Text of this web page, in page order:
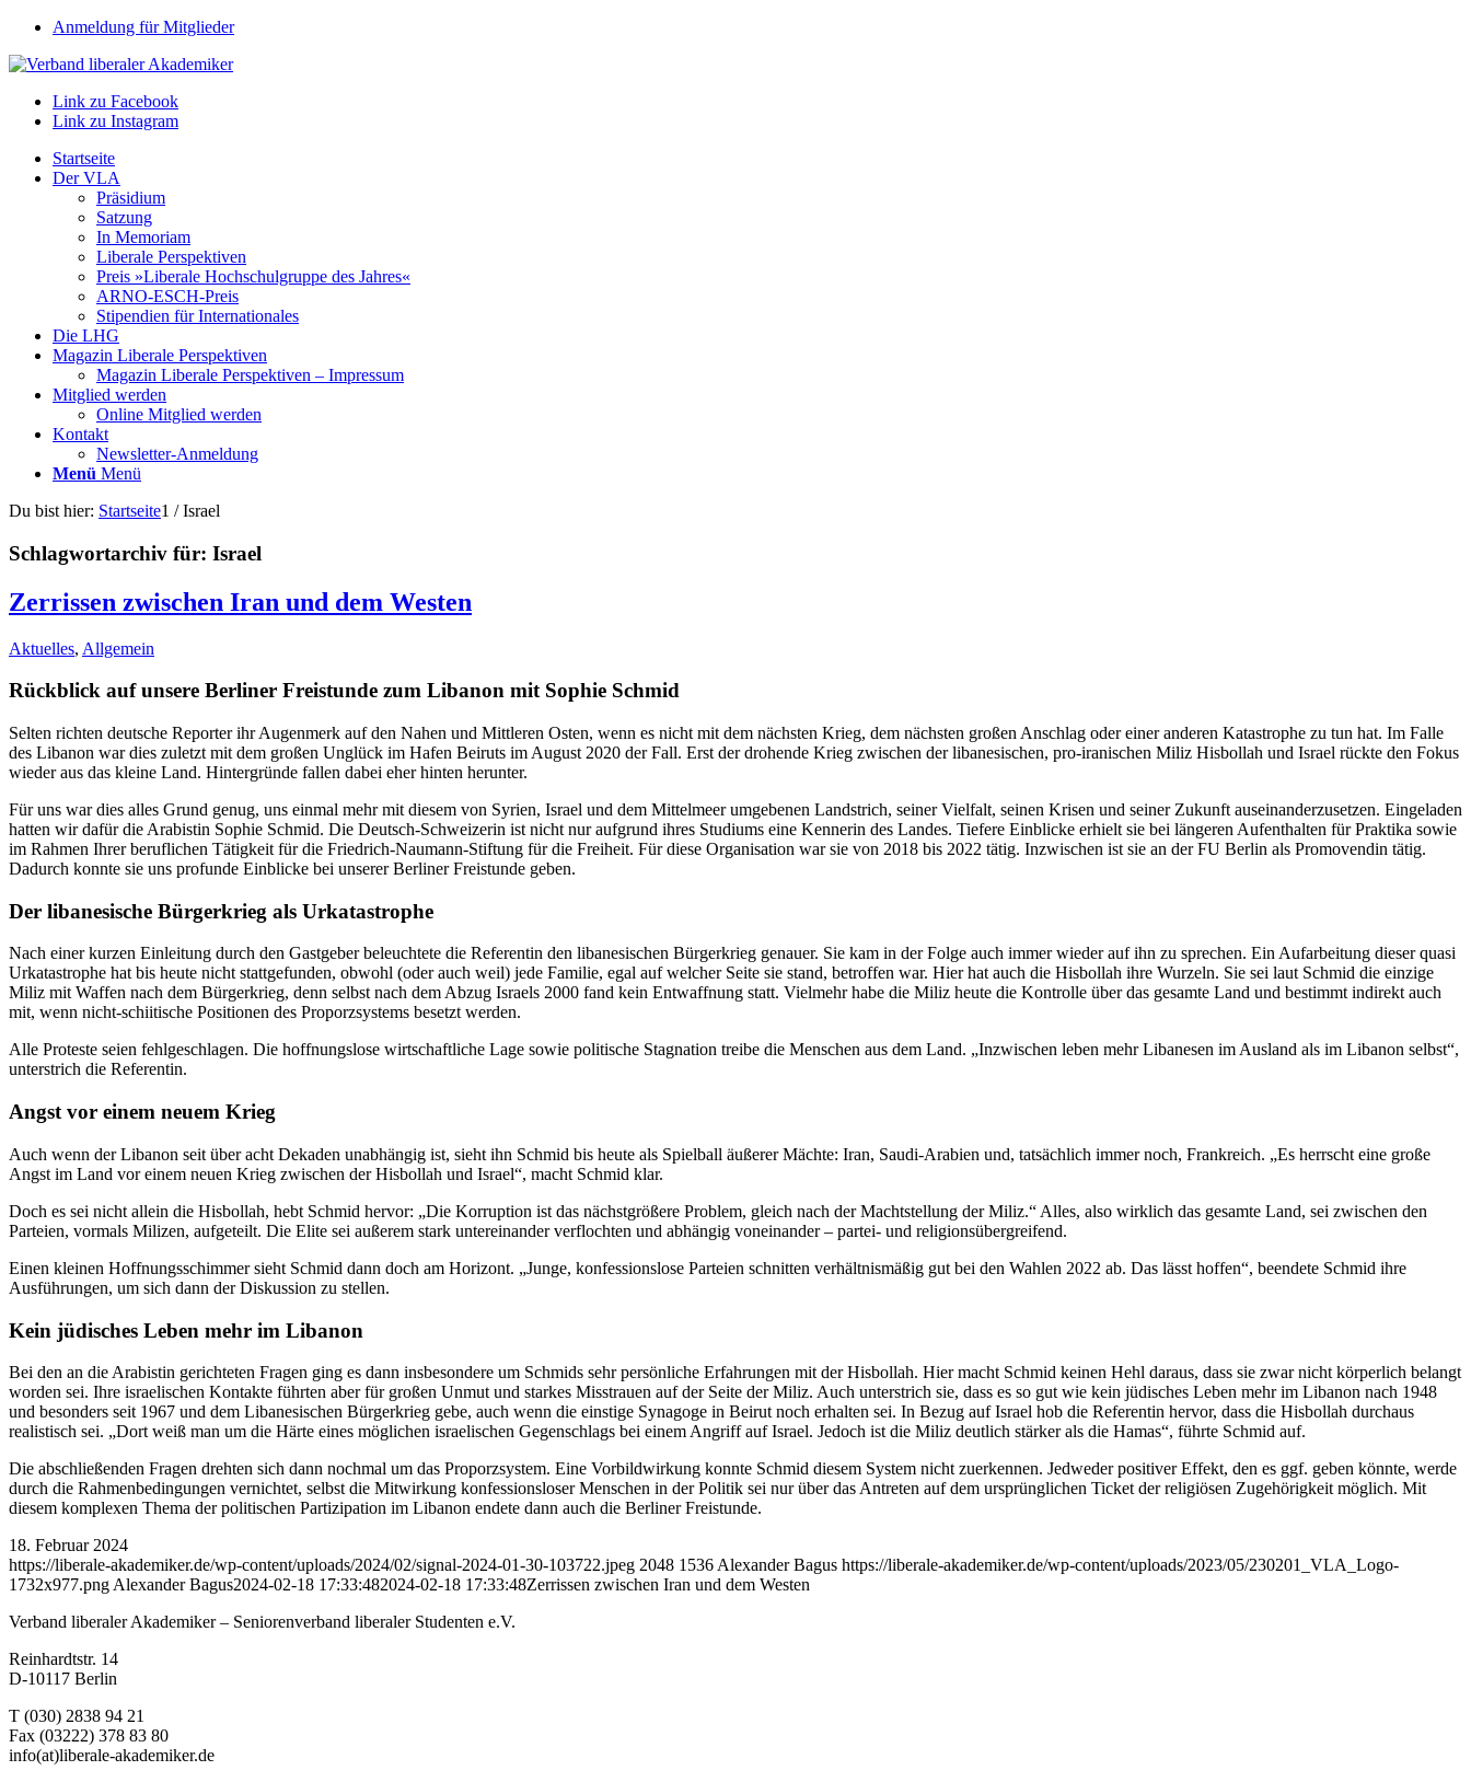
Anmeldung für Mitglieder
Link zu Facebook
Link zu Instagram
Startseite
Der VLA
Präsidium
Satzung
In Memoriam
Liberale Perspektiven
Preis »Liberale Hochschulgruppe des Jahres«
ARNO-ESCH-Preis
Stipendien für Internationales
Die LHG
Magazin Liberale Perspektiven
Magazin Liberale Perspektiven – Impressum
Mitglied werden
Online Mitglied werden
Kontakt
Newsletter-Anmeldung
Menü Menü
Du bist hier: Startseite1 / Israel
Schlagwortarchiv für: Israel
Zerrissen zwischen Iran und dem Westen
Aktuelles, Allgemein
Rückblick auf unsere Berliner Freistunde zum Libanon mit Sophie Schmid
Selten richten deutsche Reporter ihr Augenmerk auf den Nahen und Mittleren Osten, wenn es nicht mit dem nächsten Krieg, dem nächsten großen Anschlag oder einer anderen Katastrophe zu tun hat. Im Falle
des Libanon war dies zuletzt mit dem großen Unglück im Hafen Beiruts im August 2020 der Fall. Erst der drohende Krieg zwischen der libanesischen, pro-iranischen Miliz Hisbollah und Israel rückte den Fokus
wieder aus das kleine Land. Hintergründe fallen dabei eher hinten herunter.
Für uns war dies alles Grund genug, uns einmal mehr mit diesem von Syrien, Israel und dem Mittelmeer umgebenen Landstrich, seiner Vielfalt, seinen Krisen und seiner Zukunft auseinanderzusetzen. Eingeladen
hatten wir dafür die Arabistin Sophie Schmid. Die Deutsch-Schweizerin ist nicht nur aufgrund ihres Studiums eine Kennerin des Landes. Tiefere Einblicke erhielt sie bei längeren Aufenthalten für Praktika sowie
im Rahmen Ihrer beruflichen Tätigkeit für die Friedrich-Naumann-Stiftung für die Freiheit. Für diese Organisation war sie von 2018 bis 2022 tätig. Inzwischen ist sie an der FU Berlin als Promovendin tätig.
Dadurch konnte sie uns profunde Einblicke bei unserer Berliner Freistunde geben.
Der libanesische Bürgerkrieg als Urkatastrophe
Nach einer kurzen Einleitung durch den Gastgeber beleuchtete die Referentin den libanesischen Bürgerkrieg genauer. Sie kam in der Folge auch immer wieder auf ihn zu sprechen. Ein Aufarbeitung dieser quasi
Urkatastrophe hat bis heute nicht stattgefunden, obwohl (oder auch weil) jede Familie, egal auf welcher Seite sie stand, betroffen war. Hier hat auch die Hisbollah ihre Wurzeln. Sie sei laut Schmid die einzige
Miliz mit Waffen nach dem Bürgerkrieg, denn selbst nach dem Abzug Israels 2000 fand kein Entwaffnung statt. Vielmehr habe die Miliz heute die Kontrolle über das gesamte Land und bestimmt indirekt auch
mit, wenn nicht-schiitische Positionen des Proporzsystems besetzt werden.
Alle Proteste seien fehlgeschlagen. Die hoffnungslose wirtschaftliche Lage sowie politische Stagnation treibe die Menschen aus dem Land. „Inzwischen leben mehr Libanesen im Ausland als im Libanon selbst“,
unterstrich die Referentin.
Angst vor einem neuem Krieg
Auch wenn der Libanon seit über acht Dekaden unabhängig ist, sieht ihn Schmid bis heute als Spielball äußerer Mächte: Iran, Saudi-Arabien und, tatsächlich immer noch, Frankreich. „Es herrscht eine große
Angst im Land vor einem neuen Krieg zwischen der Hisbollah und Israel“, macht Schmid klar.
Doch es sei nicht allein die Hisbollah, hebt Schmid hervor: „Die Korruption ist das nächstgrößere Problem, gleich nach der Machtstellung der Miliz.“ Alles, also wirklich das gesamte Land, sei zwischen den
Parteien, vormals Milizen, aufgeteilt. Die Elite sei außerem stark untereinander verflochten und abhängig voneinander – partei- und religionsübergreifend.
Einen kleinen Hoffnungsschimmer sieht Schmid dann doch am Horizont. „Junge, konfessionslose Parteien schnitten verhältnismäßig gut bei den Wahlen 2022 ab. Das lässt hoffen“, beendete Schmid ihre
Ausführungen, um sich dann der Diskussion zu stellen.
Kein jüdisches Leben mehr im Libanon
Bei den an die Arabistin gerichteten Fragen ging es dann insbesondere um Schmids sehr persönliche Erfahrungen mit der Hisbollah. Hier macht Schmid keinen Hehl daraus, dass sie zwar nicht körperlich belangt
worden sei. Ihre israelischen Kontakte führten aber für großen Unmut und starkes Misstrauen auf der Seite der Miliz. Auch unterstrich sie, dass es so gut wie kein jüdisches Leben mehr im Libanon nach 1948
und besonders seit 1967 und dem Libanesischen Bürgerkrieg gebe, auch wenn die einstige Synagoge in Beirut noch erhalten sei. In Bezug auf Israel hob die Referentin hervor, dass die Hisbollah durchaus
realistisch sei. „Dort weiß man um die Härte eines möglichen israelischen Gegenschlags bei einem Angriff auf Israel. Jedoch ist die Miliz deutlich stärker als die Hamas“, führte Schmid auf.
Die abschließenden Fragen drehten sich dann nochmal um das Proporzsystem. Eine Vorbildwirkung konnte Schmid diesem System nicht zuerkennen. Jedweder positiver Effekt, den es ggf. geben könnte, werde
durch die Rahmenbedingungen vernichtet, selbst die Mitwirkung konfessionsloser Menschen in der Politik sei nur über das Antreten auf dem ursprünglichen Ticket der religiösen Zugehörigkeit möglich. Mit
diesem komplexen Thema der politischen Partizipation im Libanon endete dann auch die Berliner Freistunde.
18. Februar 2024
https://liberale-akademiker.de/wp-content/uploads/2024/02/signal-2024-01-30-103722.jpeg 2048 1536 Alexander Bagus https://liberale-akademiker.de/wp-content/uploads/2023/05/230201_VLA_Logo-
1732x977.png Alexander Bagus2024-02-18 17:33:482024-02-18 17:33:48Zerrissen zwischen Iran und dem Westen
Verband liberaler Akademiker – Seniorenverband liberaler Studenten e.V.
Reinhardtstr. 14
D-10117 Berlin
T (030) 2838 94 21
Fax (03222) 378 83 80
info(at)liberale-akademiker.de